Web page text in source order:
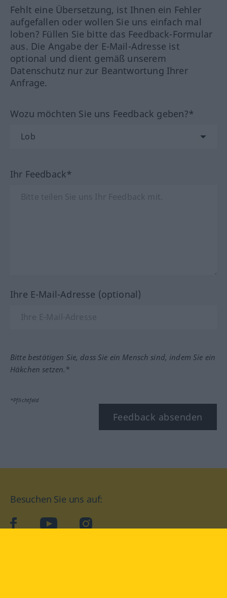
Fehlt eine Übersetzung, ist Ihnen ein Fehler
aufgefallen oder wollen Sie uns einfach mal
loben? Füllen Sie bitte das Feedback-Formular
aus. Die Angabe der E-Mail-Adresse ist
optional und dient gemäß unserem
Datenschutz nur zur Beantwortung Ihrer
Anfrage.
Wozu möchten Sie uns Feedback geben?*
Ihr Feedback*
Ihre E-Mail-Adresse (optional)
Bitte bestätigen Sie, dass Sie ein Mensch sind, indem Sie ein
Häkchen setzen.*
*Pflichtfeld
Feedback absenden
Besuchen Sie uns auf:
facebookYouTube Instagram